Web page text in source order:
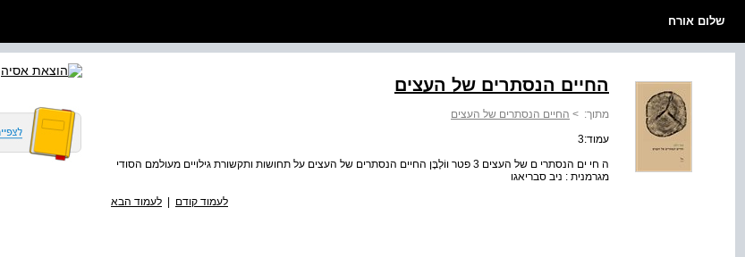
שלום אורח
החיים הנסתרים של העצים
מתוך: > החיים הנסתרים של העצים
עמוד:3
ה חי ים הנסתרי ם של העצים 3 פטר ווֹלֶבֶּן החיים הנסתרים של העצים על תחושות ותקשורת גילויים מעולמם הסודי
מגרמנית : ניב סבריאגו
לעמוד קודם | לעמוד הבא